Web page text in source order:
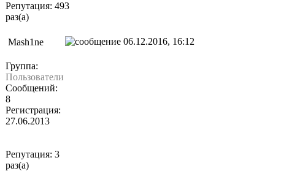
Репутация: 493
раз(а)
Mash1ne 06.12.2016, 16:12
Группа:
Пользователи
Сообщений:
8
Регистрация:
27.06.2013
Репутация: 3
раз(а)